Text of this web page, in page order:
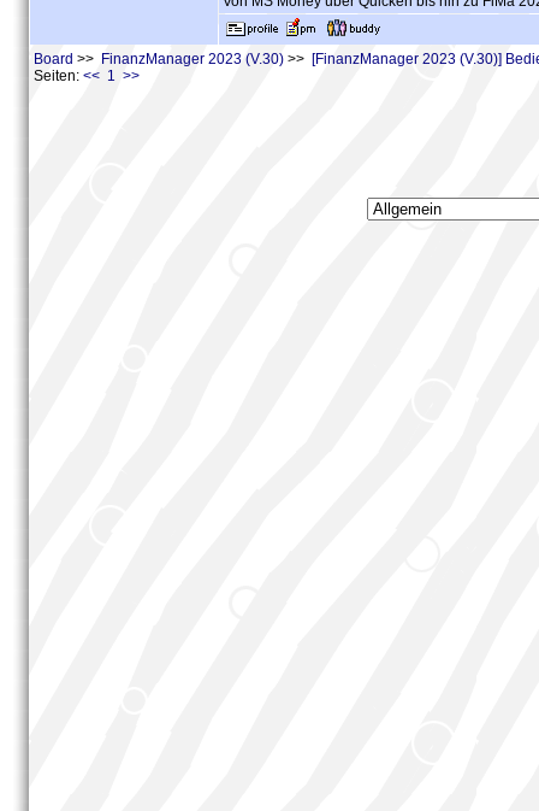
Board >> FinanzManager 2023 (V.30) >> [FinanzManager 2023 (V.30)]
Seiten: << 1 >>